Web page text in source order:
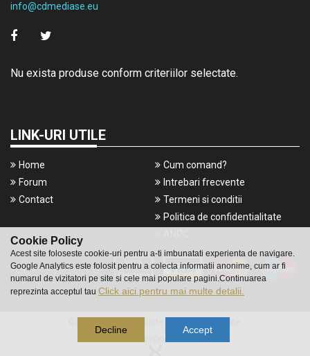
Cookie Policy
Acest site foloseste cookie-uri pentru a-ti imbunatati experienta de navigare.
Google Analytics este folosit pentru a colecta informatii anonime, cum ar fi
numarul de vizitatori pe site si cele mai populare pagini.Continuarea
reprezinta acceptul tau Click aici pentru mai multe detalii.
Decline Accept
info@cdmediase.eu
Nu exista produse conform criteriilor selectate.
LINK-URI UTILE
Home
Forum
Contact
Cum comand?
Intrebari frecvente
Termeni si conditii
Politica de confidentialitate
DNA